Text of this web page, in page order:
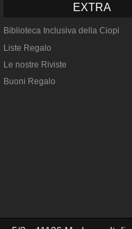
EXTRA
Biblioteca Inclusiva della Ciopi
Liste Regalo
Le nostre Riviste
Buoni Regalo